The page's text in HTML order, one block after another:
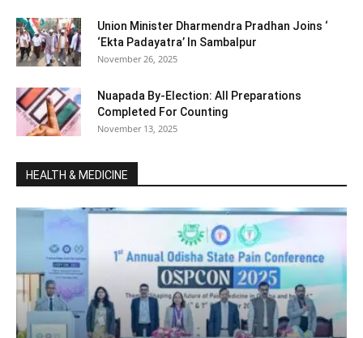
Union Minister Dharmendra Pradhan Joins ‘
‘Ekta Padayatra’ In Sambalpur
November 26, 2025
Nuapada By-Election: All Preparations
Completed For Counting
November 13, 2025
HEALTH & MEDICINE